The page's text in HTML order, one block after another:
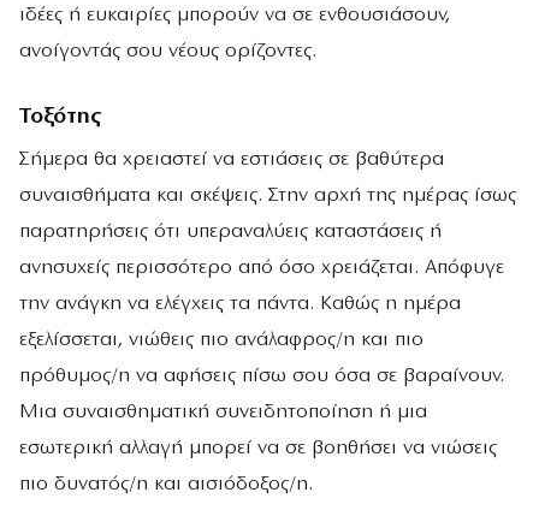
ιδέες ή ευκαιρίες μπορούν να σε ενθουσιάσουν,
ανοίγοντάς σου νέους ορίζοντες.
Τοξότης
Σήμερα θα χρειαστεί να εστιάσεις σε βαθύτερα
συναισθήματα και σκέψεις. Στην αρχή της ημέρας ίσως
παρατηρήσεις ότι υπεραναλύεις καταστάσεις ή
ανησυχείς περισσότερο από όσο χρειάζεται. Απόφυγε
την ανάγκη να ελέγχεις τα πάντα. Καθώς η ημέρα
εξελίσσεται, νιώθεις πιο ανάλαφρος/η και πιο
πρόθυμος/η να αφήσεις πίσω σου όσα σε βαραίνουν.
Μια συναισθηματική συνειδητοποίηση ή μια
εσωτερική αλλαγή μπορεί να σε βοηθήσει να νιώσεις
πιο δυνατός/η και αισιόδοξος/η.